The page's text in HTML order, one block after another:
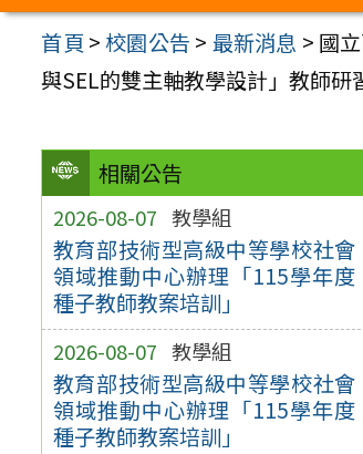
首頁 >校園公告 > 最新消息 > 國
與SEL的雙主軸教學設計」教師研
相關公告
2026-08-07 教學組
教育部技術型高級中等學校社會
領域推動中心辦理「115學年度
種子教師教案培訓」
2026-08-07 教學組
教育部技術型高級中等學校社會
領域推動中心辦理「115學年度
種子教師教案培訓」